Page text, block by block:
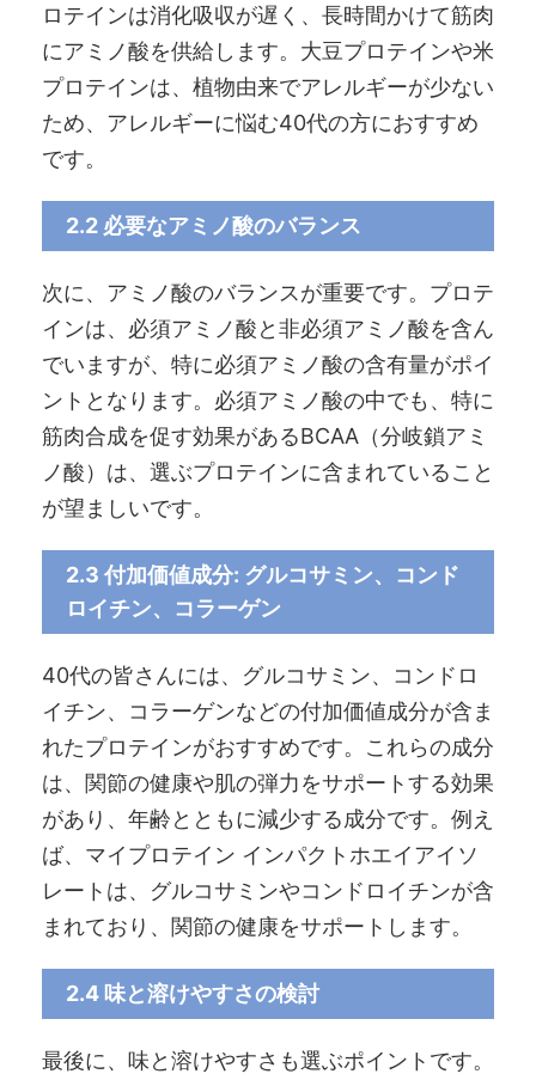
ロテインは消化吸収が遅く、長時間かけて筋肉
にアミノ酸を供給します。大豆プロテインや米
プロテインは、植物由来でアレルギーが少ない
ため、アレルギーに悩む40代の方におすすめ
です。
2.2 必要なアミノ酸のバランス
次に、アミノ酸のバランスが重要です。プロテ
インは、必須アミノ酸と非必須アミノ酸を含ん
でいますが、特に必須アミノ酸の含有量がポイ
ントとなります。必須アミノ酸の中でも、特に
筋肉合成を促す効果があるBCAA（分岐鎖アミ
ノ酸）は、選ぶプロテインに含まれていること
が望ましいです。
2.3 付加価値成分: グルコサミン、コンド
ロイチン、コラーゲン
40代の皆さんには、グルコサミン、コンドロ
イチン、コラーゲンなどの付加価値成分が含ま
れたプロテインがおすすめです。これらの成分
は、関節の健康や肌の弾力をサポートする効果
があり、年齢とともに減少する成分です。例え
ば、マイプロテイン インパクトホエイアイソ
レートは、グルコサミンやコンドロイチンが含
まれており、関節の健康をサポートします。
2.4 味と溶けやすさの検討
最後に、味と溶けやすさも選ぶポイントです。